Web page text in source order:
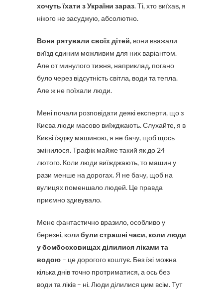
хочуть їхати з України зараз. Ті, хто виїхав, я
нікого не засуджую, абсолютно.
Вони рятували своїх дітей, вони вважали
виїзд єдиним можливим для них варіантом.
Але от минулого тижня, наприклад, погано
було через відсутність світла, води та тепла.
Але ж не поїхали люди.
Мені почали розповідати деякі експерти, що з
Києва люди масово виїжджають. Слухайте, я в
Києві їжджу машиною, я не бачу, щоб щось
змінилося. Трафік майже такий як до 24
лютого. Коли люди виїжджають, то машин у
рази менше на дорогах. Я не бачу, щоб на
вулицях поменшало людей. Це правда
приємно здивувало.
Мене фантастично вразило, особливо у
березні, коли були страшні часи, коли люди
у бомбосховищах ділилися ліками та
водою – це дорогого коштує. Без їжі можна
кілька днів точно протриматися, а ось без
води та ліків – ні. Люди ділилися цим всім. Тут